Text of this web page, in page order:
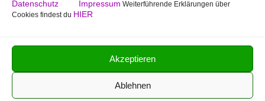
Datenschutz Impressum Weiterführende Erklärungen über
Cookies findest du HIER
Akzeptieren
Ablehnen
St. Gallen Info
tmas.ch